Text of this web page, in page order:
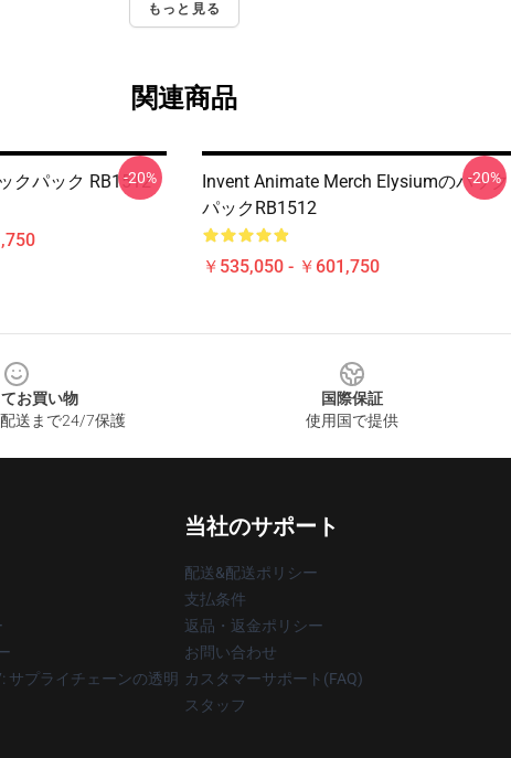
もっと見る
関連商品
クパック RB1512
-20%
Invent Animate Merch Elysiumのバック
パックRB1512
￥535,050 - ￥601,750
-20%
お買い物
送まで24/7保護
国際保証
使用国で提供
サプライチェーンの透明
当社のサポート
配送&配送ポリシー
支払条件
返品・返金ポリシー
お問い合わせ
カスタマーサポート(FAQ)
スタッフ